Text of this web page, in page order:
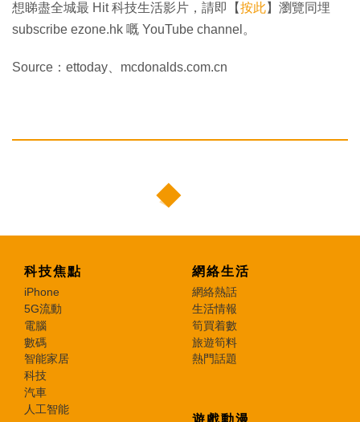
想睇盡全城最 Hit 科技生活影片，請即【按此】瀏覽同埋
subscribe ezone.hk 嘅 YouTube channel。
Source：ettoday、mcdonalds.com.cn
科技焦點
iPhone
5G流動
電腦
數碼
智能家居
科技
汽車
人工智能
網絡生活
網絡熱話
生活情報
筍買着數
旅遊筍料
熱門話題
遊戲動漫